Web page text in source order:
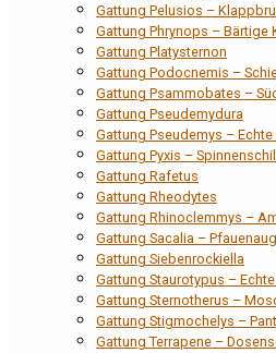
Gattung Pelusios –
Gattung Phrynops – Bärtige
Gattung Platysternon
Gattung Podocnemis –
Gattung Psammobates –
Gattung Pseudemydura
Gattung Pseudemys –
Gattung Pyxis –
Gattung Rafetus
Gattung Rheodytes
Gattung Rhinoclemmys –
Gattung Sacalia –
Gattung Siebenrockiella
Gattung Staurotypus –
Gattung Sternotherus –
Gattung Stigmochelys –
Gattung Terrapene –